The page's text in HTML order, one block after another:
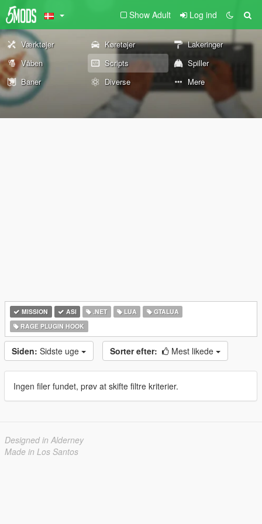
Show Adult Log ind
Værktøjer Køretøjer
Lakeringer
Våben
Scripts
Spiller
Baner
Diverse Mere
MISSION ASI .NET LUA
GTALUA
RAGE PLUGIN HOOK
Siden: Sidste uge Sorter efter: Mest likede
Ingen filer fundet, prøv at skifte filtre kriterier.
Designed in Alderney
Made in Los Santos